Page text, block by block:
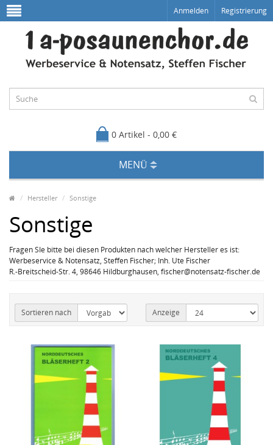
Anmelden Registrierung
0 Artikel - 0,00 €
MENÜ
Hersteller Sonstige
Sonstige
Fragen SIe bitte bei diesen Produkten nach welcher Hersteller es ist:
Werbeservice & Notensatz, Steffen Fischer; Inh. Ute Fischer
R.-Breitscheid-Str. 4, 98646 Hildburghausen, fischer@notensatz-fischer.de
Sortieren nach Anzeige